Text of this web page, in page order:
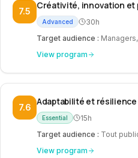
7.5
Créativité, innovation et
Advanced
30h
Target audience :
View program
7.6
Adaptabilité et
Essential
15h
Target audience : Tout
View program